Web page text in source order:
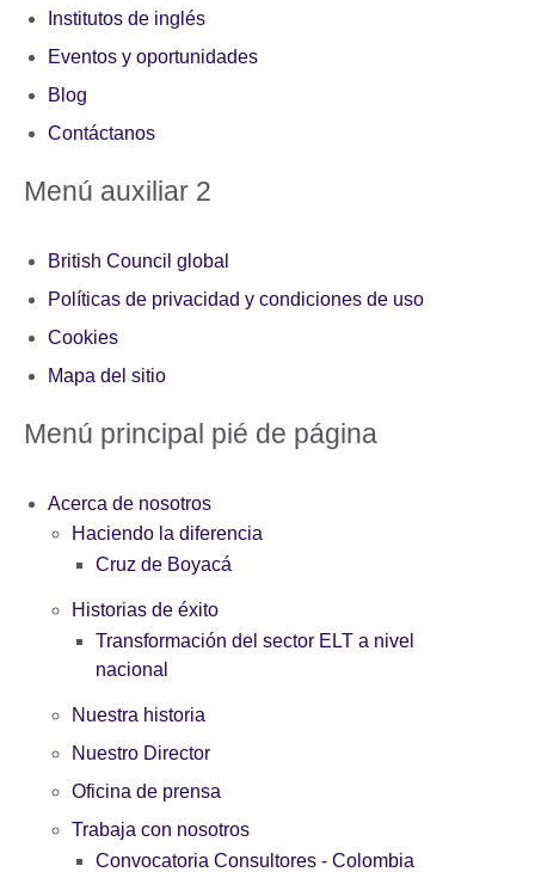
Institutos de inglés
Eventos y oportunidades
Blog
Contáctanos
Menú auxiliar 2
British Council global
Políticas de privacidad y condiciones de uso
Cookies
Mapa del sitio
Menú principal pié de página
Acerca de nosotros
Haciendo la diferencia
Cruz de Boyacá
Historias de éxito
Transformación del sector ELT a nivel
nacional
Nuestra historia
Nuestro Director
Oficina de prensa
Trabaja con nosotros
Convocatoria Consultores - Colombia